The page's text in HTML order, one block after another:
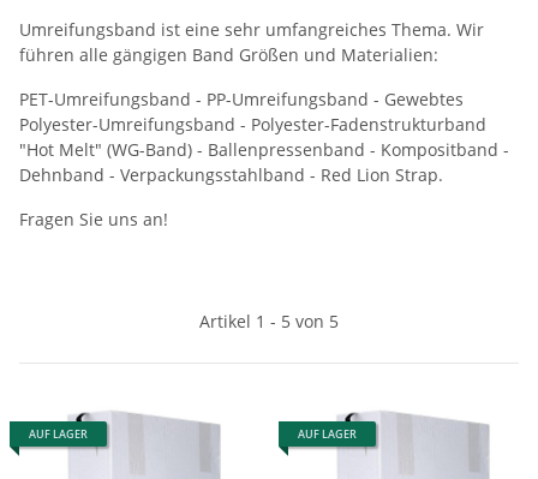
Umreifungsband ist eine sehr umfangreiches Thema. Wir
führen alle gängigen Band Größen und Materialien:
PET-Umreifungsband - PP-Umreifungsband - Gewebtes
Polyester-Umreifungsband - Polyester-Fadenstrukturband
"Hot Melt" (WG-Band) - Ballenpressenband - Kompositband -
Dehnband - Verpackungsstahlband - Red Lion Strap.
Fragen Sie uns an!
Artikel 1 - 5 von 5
AUF LAGER AUF LAGER